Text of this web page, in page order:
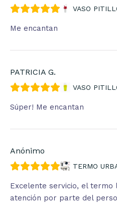
VASO
Me encantan
PATRICIA G.
VASO
Súper! Me encantan
Anónimo
TERMO
Excelente servicio, el
atención por parte del